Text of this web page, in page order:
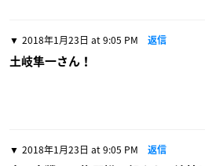
2018年1月23日 at 9:05 PM 返信
土岐隼一さん！
2018年1月23日 at 9:05 PM 返信